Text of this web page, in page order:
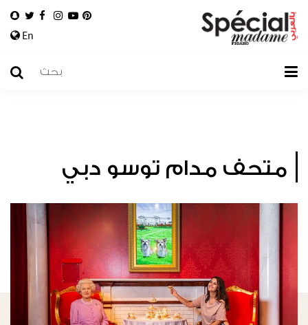
En
متحف مدام توسو دبي